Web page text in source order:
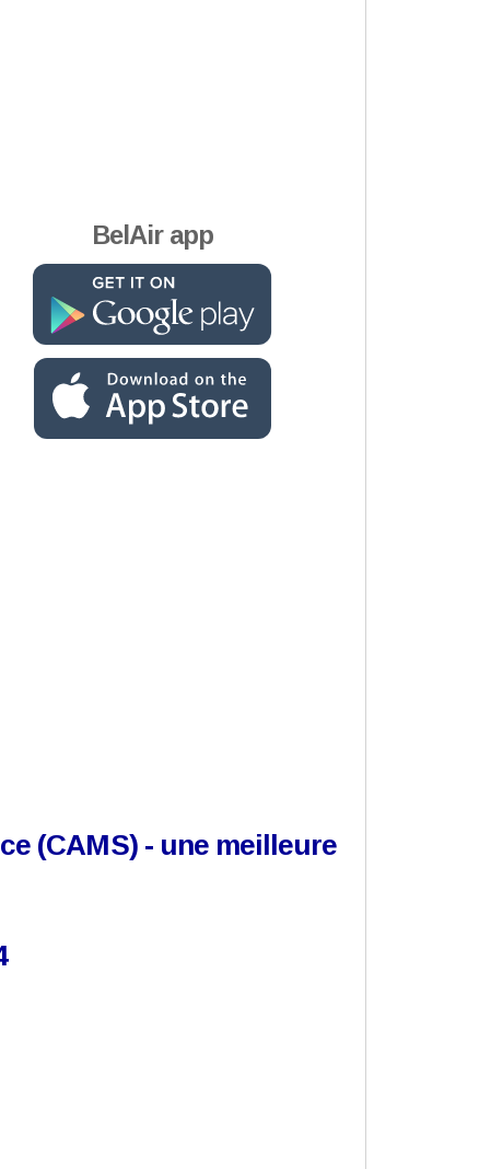
BelAir app
(CAMS) - une meilleure